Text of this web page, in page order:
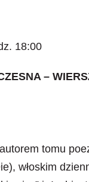
18:00
–
tomu
włoskim